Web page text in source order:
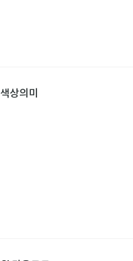
색상의미